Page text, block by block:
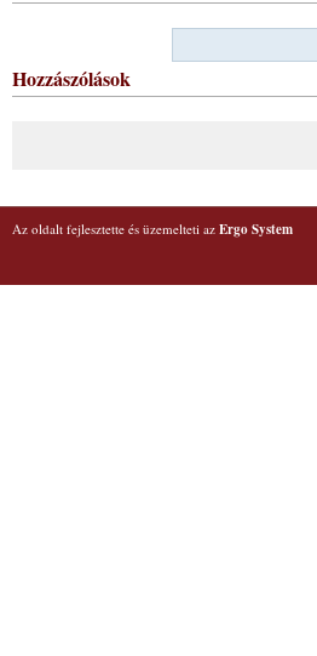
Hozzászólások
Az oldalt fejlesztette és üzemelteti az Ergo System